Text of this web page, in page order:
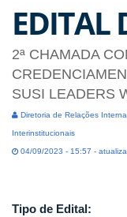
EDITAL
2ª CHAMADA
SUSI LEADERS
Diretoria de Relações
Interinstitucionais
04/09/2023 - 15:57 -
Tipo de Edital: